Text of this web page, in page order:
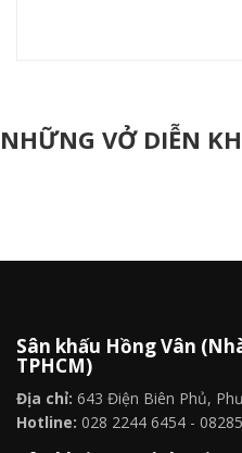
NHỮNG VỞ DIỄN
Sân khấu Hồng Vân
TPHCM)
Địa chỉ: 643 Điện Biên Phủ,
Hotline: 028 2244 6454 -